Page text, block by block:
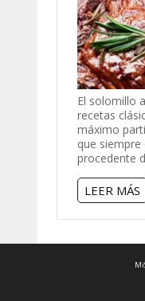
El solomillo
recetas
máximo
que siempre
procedente
LEER MÁS